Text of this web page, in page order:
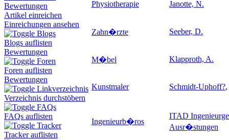
Bewertungen
Artikel einreichen
Einreichungen ansehen
Blogs
Blogs auflisten
Bewertungen
Foren
Foren auflisten
Bewertungen
Linkverzeichnis
Verzeichnis durchstöbern
FAQs
FAQs auflisten
Tracker
Tracker auflisten
Physiotherapie Janotte, N.
Zahn�rzte Seeber, D.
M�bel Klapproth, A.
Kunstmaler Schmidt-Uphoff?
Ingenieurb�ros
ITAD
Ausr�stungen